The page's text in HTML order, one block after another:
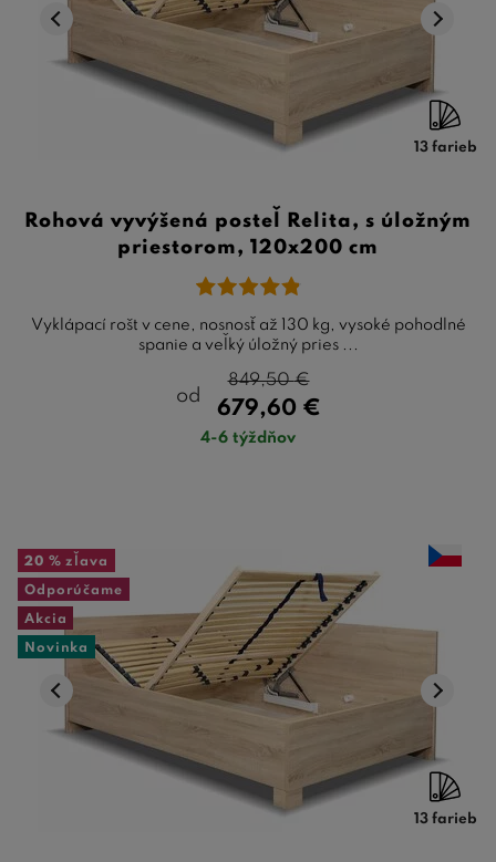
13 farieb
Rohová vyvýšená posteľ Relita, s úložným
priestorom, 120x200 cm
Vyklápací rošt v cene, nosnosť až 130 kg, vysoké pohodlné
spanie a veľký úložný pries ...
od
679,60 €
849,50€
4-6 týždňov
20 % zľava
Odporúčame
Akcia
Novinka
13 farieb